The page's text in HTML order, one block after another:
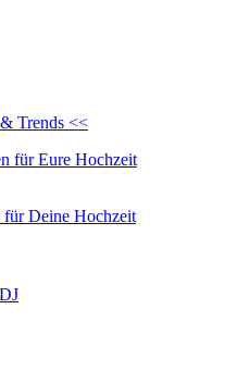
Trends <<
für Eure Hochzeit
Deine Hochzeit